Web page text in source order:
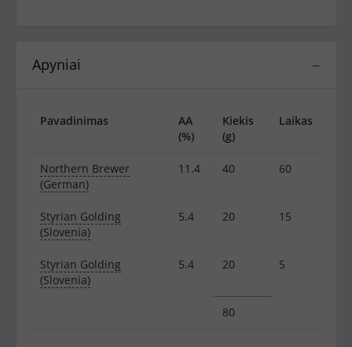
−
Apyniai
Pavadinimas
AA
(%)
Kiekis
(g)
Laikas
Northern Brewer
(German)
11.4 40 60
Styrian Golding
(Slovenia)
5.4 20 15
Styrian Golding
(Slovenia)
5.4 20 5
80